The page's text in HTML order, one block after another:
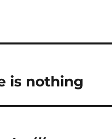
is nothing